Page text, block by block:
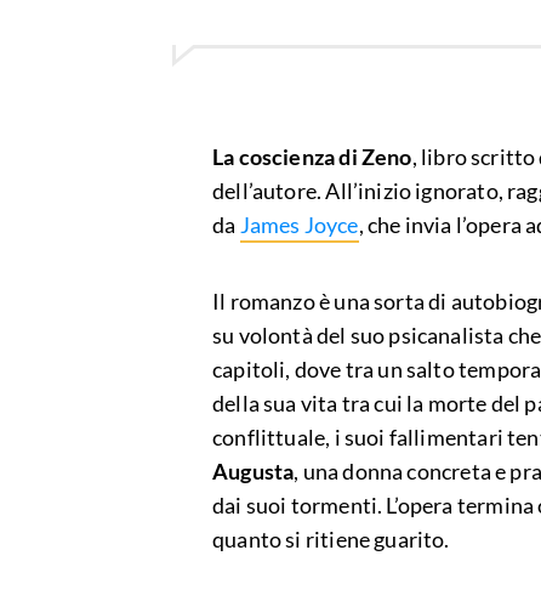
La coscienza di Zeno, libro scritto
dell’autore. All’inizio ignorato,
da James Joyce, che invia l’opera
Il romanzo è una sorta di
su volontà del suo psicanalista
capitoli, dove tra un salto
della sua vita tra cui la morte del
conflittuale, i suoi fallimentari
Augusta, una donna concreta e
dai suoi tormenti. L’opera
quanto si ritiene guarito.